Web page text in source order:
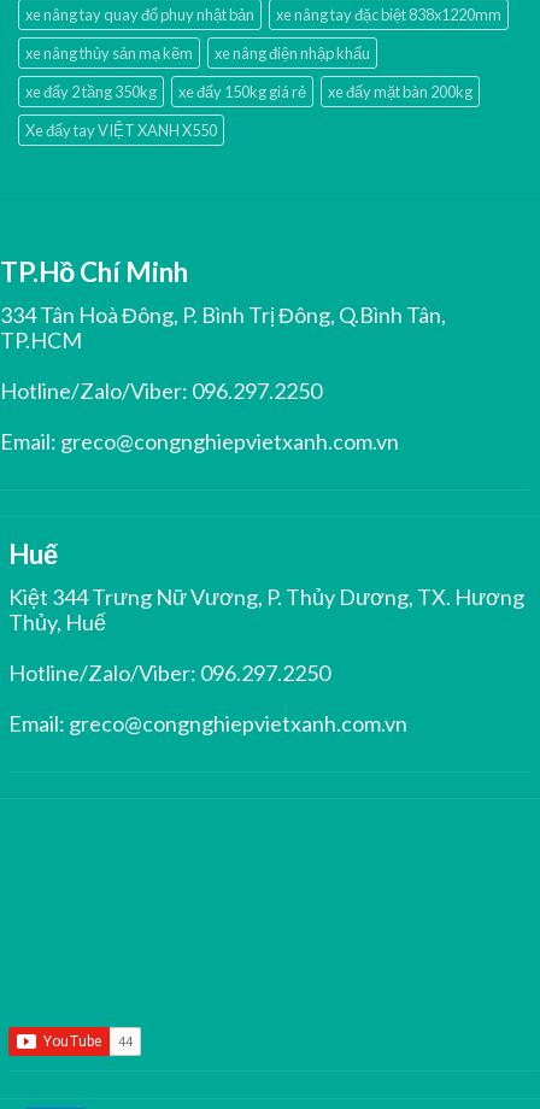
xe nâng tay quay đổ phuy nhật bản
xe nâng tay đặc biệt 838x1220mm
xe nâng thủy sản mạ kẽm
xe nâng điện nhập khấu
xe đẩy 2 tầng 350kg
xe đẩy 150kg giá rẻ
xe đẩy mặt bàn 200kg
Xe đẩy tay VIỆT XANH X550
TP.Hồ Chí Minh
334 Tân Hoà Đông, P. Bình Trị Đông, Q.Bình Tân,
TP.HCM
Hotline/Zalo/Viber: 096.297.2250
Email: greco@congnghiepvietxanh.com.vn
Huế
Kiệt 344 Trưng Nữ Vương, P. Thủy Dương, TX. Hương
Thủy, Huế
Hotline/Zalo/Viber: 096.297.2250
Email: greco@congnghiepvietxanh.com.vn